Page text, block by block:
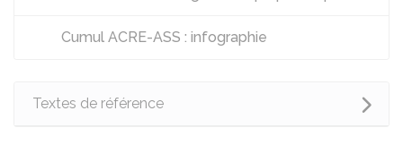
Cumul ACRE-ASS : infographie
Textes de référence